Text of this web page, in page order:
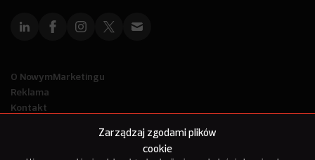
Zarządzaj zgodami plików
cookie
O NowymMarketingu
Reklama
Kontakt